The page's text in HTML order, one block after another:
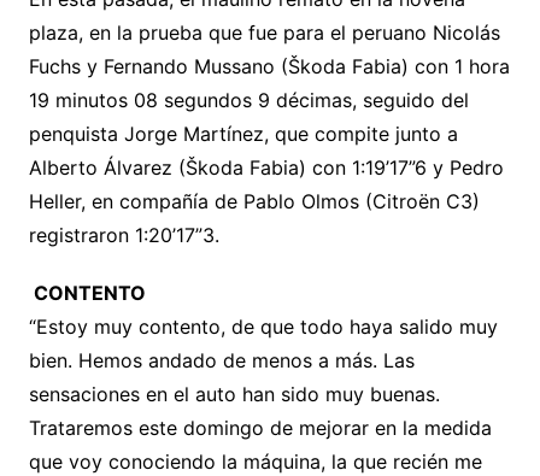
plaza, en la prueba que fue para el peruano Nicolás
Fuchs y Fernando Mussano (Škoda Fabia) con 1 hora
19 minutos 08 segundos 9 décimas, seguido del
penquista Jorge Martínez, que compite junto a
Alberto Álvarez (Škoda Fabia) con 1:19’17”6 y Pedro
Heller, en compañía de Pablo Olmos (Citroën C3)
registraron 1:20’17”3.
CONTENTO
“Estoy muy contento, de que todo haya salido muy
bien. Hemos andado de menos a más. Las
sensaciones en el auto han sido muy buenas.
Trataremos este domingo de mejorar en la medida
que voy conociendo la máquina, la que recién me